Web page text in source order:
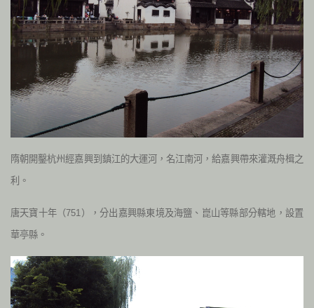
隋朝開鑿杭州經嘉興到鎮江的大運河，名江南河，給嘉興帶來灌溉舟楫之
利。
唐天寶十年（751），分出嘉興縣東境及海鹽、崑山等縣部分轄地，設置
華亭縣。